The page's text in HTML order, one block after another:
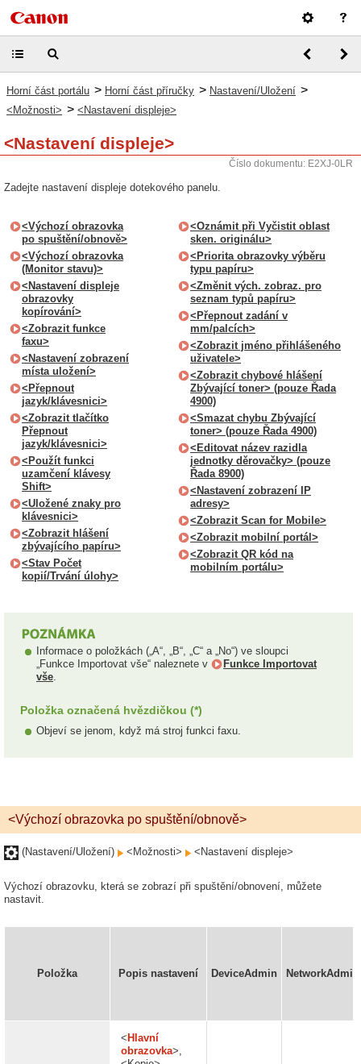
Horní část portálu > Horní část příručky > Nastavení/Uložení >
<Možnosti> > <Nastavení displeje>
<Nastavení displeje>
Číslo dokumentu: E2XJ-0LR
Zadejte nastavení displeje dotekového panelu.
<Výchozí obrazovka
po spuštění/obnově>
<Výchozí obrazovka
(Monitor stavu)>
<Nastavení displeje
obrazovky
kopírování>
<Zobrazit funkce
faxu>
<Nastavení zobrazení
místa uložení>
<Přepnout
jazyk/klávesnici>
<Zobrazit tlačítko
Přepnout
jazyk/klávesnici>
<Použít funkci
uzamčení klávesy
Shift>
<Uložené znaky pro
klávesnici>
<Zobrazit hlášení
zbývajícího papíru>
<Stav Počet
kopií/Trvání úlohy>
<Oznámit při Vyčistit oblast
sken. originálu>
<Priorita obrazovky výběru
typu papíru>
<Změnit vých. zobraz. pro
seznam typů papíru>
<Přepnout zadání v
mm/palcích>
<Zobrazit jméno přihlášeného
uživatele>
<Zobrazit chybové hlášení
Zbývající toner> (pouze Řada
4900)
<Smazat chybu Zbývající
toner> (pouze Řada 4900)
<Editovat název razidla
jednotky děrovačky> (pouze
Řada 8900)
<Nastavení zobrazení IP
adresy>
<Zobrazit Scan for Mobile>
<Zobrazit mobilní portál>
<Zobrazit QR kód na
mobilním portálu>
Informace o položkách („A“, „B“, „C“ a „No“) ve sloupci
„Funkce Importovat vše“ naleznete v
Funkce Importovat
vše.
Položka označená hvězdičkou (*)
Objeví se jenom, když má stroj funkci faxu.
<Výchozí obrazovka po spuštění/obnově>
(Nastavení/Uložení) <Možnosti> <Nastavení displeje>
Výchozí obrazovku, která se zobrazí při spuštění/obnovení, můžete
nastavit.
Položka Popis nastavení DeviceAdmin NetworkAdmin
< Hlavní
obrazovka>,